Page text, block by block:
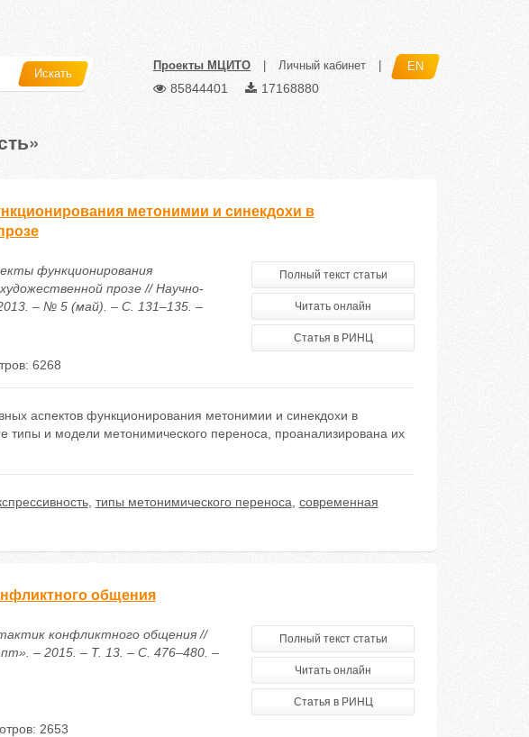
Искать
Проекты МЦИТО Личный кабинет EN
85844401 17168880
метонимии и синекдохи в
функционирования
прозе // Научно-
– № 5 (май). – С. 131–135. –
Полный текст статьи
Читать онлайн
Статья в РИНЦ
6268
аспектов функционирования метонимии и синекдохи в
и модели метонимического переноса, проанализирована их
, типы метонимического переноса современная
общения
конфликтного общения //
– 2015. – Т. 13. – С. 476–480. –
Полный текст статьи
Читать онлайн
Статья в РИНЦ
2653